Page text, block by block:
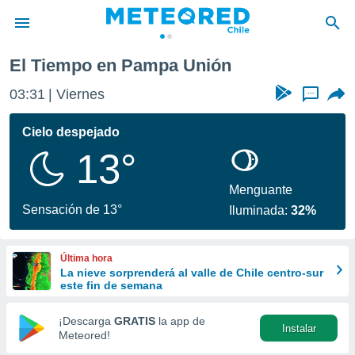
de
por
se
calidad.
a este
las
y
forma
digital
basada
El Tiempo en Pampa Unión
03:31 Viernes ...
Cielo despejado
13°
Sensación de 13°
Menguante
Iluminada:32%
Última hora
La nieve sorprenderá al valle de Chile centro-sur
este fin de semana
¡Descarga GRATIS la app de
Meteored!
Instalar